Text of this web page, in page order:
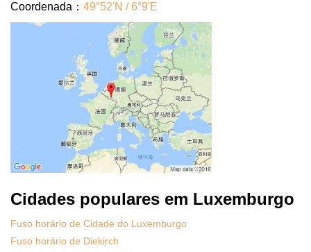
Coordenada： 49°52'N / 6°9'E
Cidades populares em Luxemburgo
Fuso horário de Cidade do Luxemburgo
Fuso horário de Diekirch